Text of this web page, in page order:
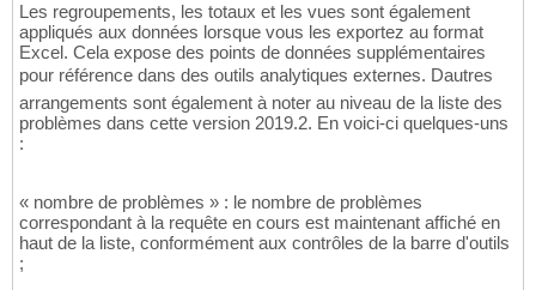
Les regroupements, les totaux et les vues sont également
appliqués aux données lorsque vous les exportez au format
Excel. Cela expose des points de données supplémentaires
pour référence dans des outils analytiques externes. Dautres
arrangements sont également à noter au niveau de la liste des
problèmes dans cette version 2019.2. En voici-ci quelques-uns
:
« nombre de problèmes » : le nombre de problèmes
correspondant à la requête en cours est maintenant affiché en
haut de la liste, conformément aux contrôles de la barre d'outils
;